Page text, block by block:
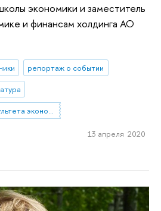
экономики и заместитель
и финансам холдинга АО
репортаж о событии
успехи выпускников факультета экономики
13 апреля 2020